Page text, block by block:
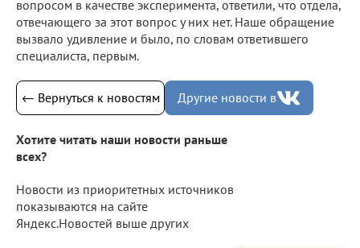
вопросом в качестве эксперимента, ответили, что отдела,
отвечающего за этот вопрос у них нет. Наше обращение
вызвало удивление и было, по словам ответившего
специалиста, первым.
← Вернуться к новостям Другие новости в
Хотите читать наши новости раньше
всех?
Новости из приоритетных источников
показываются на сайте
Яндекс.Новостей выше других